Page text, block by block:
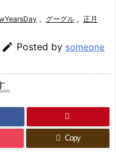
, グーグル , 正月
 Posted by someone
Copy